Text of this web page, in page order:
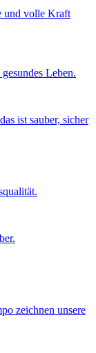
und volle Kraft
Leben.
ist sauber, sicher
zeichnen unsere